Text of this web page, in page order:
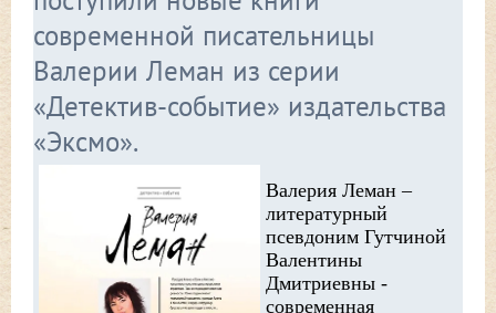
современной писательницы
Валерии Леман из серии
«Детектив-событие» издательства
«Эксмо».
Валерия Леман –
литературный
псевдоним Гутчиной
Валентины
Дмитриевны -
современная